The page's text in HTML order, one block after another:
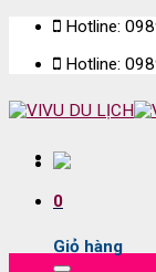
Skip
content
Hotline:
Hotline:
0
Giỏ hàng